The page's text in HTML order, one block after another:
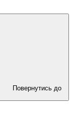
Повернутись до